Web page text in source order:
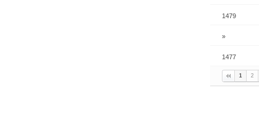
1479
»
1477
1 2